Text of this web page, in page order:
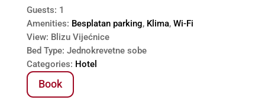
Guests: 1
Amenities: Besplatan parking, Klima, Wi-Fi
View: Blizu Vijećnice
Bed Type: Jednokrevetne sobe
Categories: Hotel
Book